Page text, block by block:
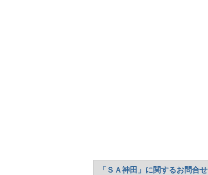
「ＳＡ神田」に関するお問合せ